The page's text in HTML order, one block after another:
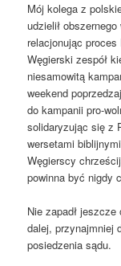
Mój kolega z
udzielił
relacjonując
Węgierski zespół
niesamowitą
weekend
do kampanii pro-
solidaryzując się z
wersetami
Węgierscy
powinna być nigdy
Nie zapadł
dalej, przynajmniej
posiedzenia sądu.